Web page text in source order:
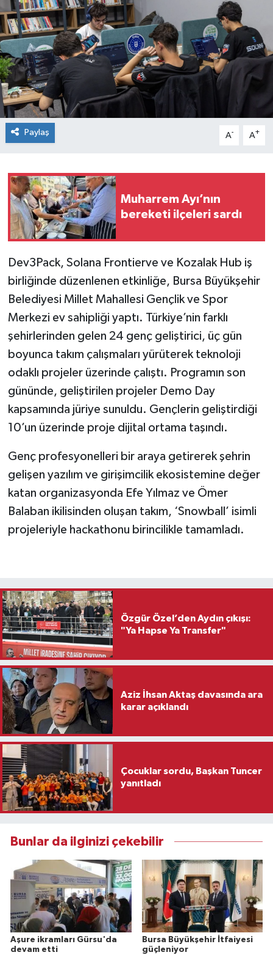
Paylaş A- A+
Muharrem Ayı’nın
bereketi ilçeleri sardı
Dev3Pack, Solana Frontierve ve Kozalak Hub iş
birliğinde düzenlenen etkinliğe, Bursa Büyükşehir
Belediyesi Millet Mahallesi Gençlik ve Spor
Merkezi ev sahipliği yaptı. Türkiye’nin farklı
şehirlerinden gelen 24 genç geliştirici, üç gün
boyunca takım çalışmaları yürüterek teknoloji
odaklı projeler üzerinde çalıştı. Programın son
gününde, geliştirilen projeler Demo Day
kapsamında jüriye sunuldu. Gençlerin geliştirdiği
10’un üzerinde proje dijital ortama taşındı.
Genç profesyonelleri bir araya getirerek şehrin
gelişen yazılım ve girişimcilik ekosistemine değer
katan organizasyonda Efe Yılmaz ve Ömer
Balaban ikilisinden oluşan takım, ‘Snowball’ isimli
projeleriyle hackathonu birincilikle tamamladı.
Özgür Özel’den Aydın çıkışı:
"Ya Hapse Ya Transfer"
Aziz İhsan Aktaş davasında ara
karar açıklandı
Çocuklar sordu, Başkan Tuncer
yanıtladı
Bunlar da ilginizi çekebilir
Aşure ikramları Gürsu'da
devam etti
Bursa Büyükşehir İtfaiyesi
güçleniyor